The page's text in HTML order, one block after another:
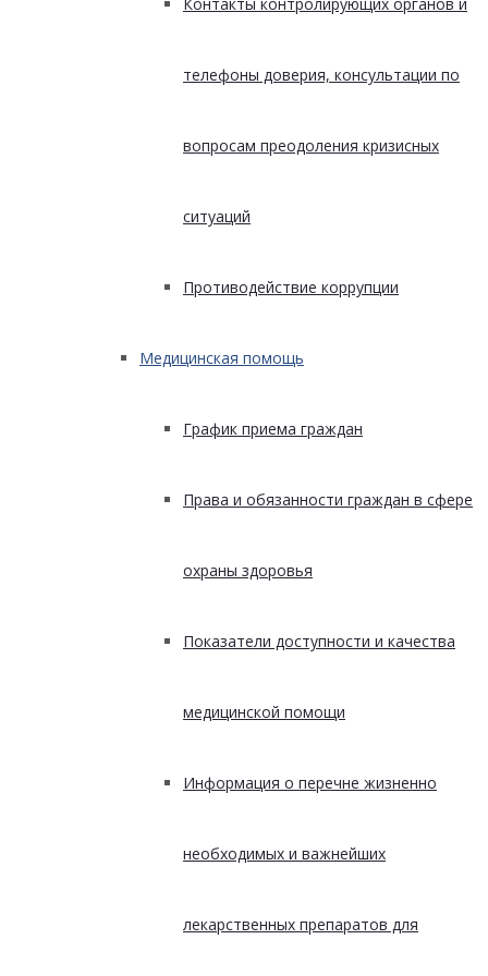
телефоны доверия, консультации по
вопросам преодоления кризисных
ситуаций
Противодействие коррупции
Медицинская помощь
График приема граждан
Права и обязанности граждан в сфере
охраны здоровья
Показатели доступности и качества
медицинской помощи
Информация о перечне жизненно
необходимых и важнейших
лекарственных препаратов для